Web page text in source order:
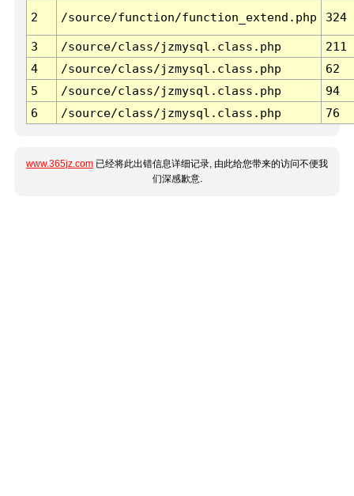
2 /source/function/function_extend.php 324
3 /source/class/jzmysql.class.php
211
4
/source/class/jzmysql.class.php
62
5
/source/class/jzmysql.class.php
94
6
/source/class/jzmysql.class.php 76
www.365jz.com 已经将此出错信息详细记录, 由此给您带来的访问不便我
们深感歉意.